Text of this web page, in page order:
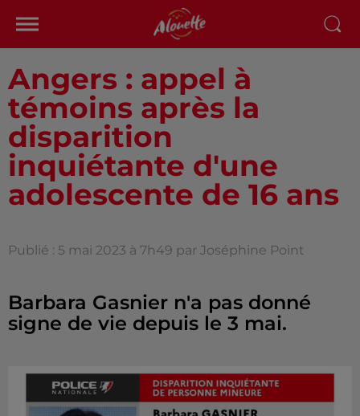
Angers : appel à
témoins après la
disparition
inquiétante d'une
adolescente de 16 ans
Publié : 5 mai 2023 à 7h49 par Joséphine Point
Barbara Gasnier n'a pas donné
signe de vie depuis le 3 mai.